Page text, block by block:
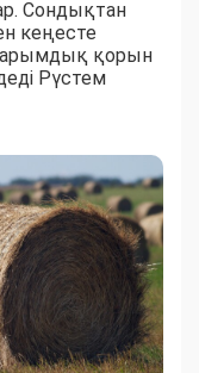
Сондықтан
кеңесте
қорын
Рүстем